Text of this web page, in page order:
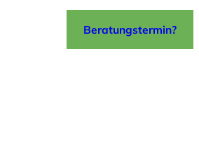
Beratungstermin?